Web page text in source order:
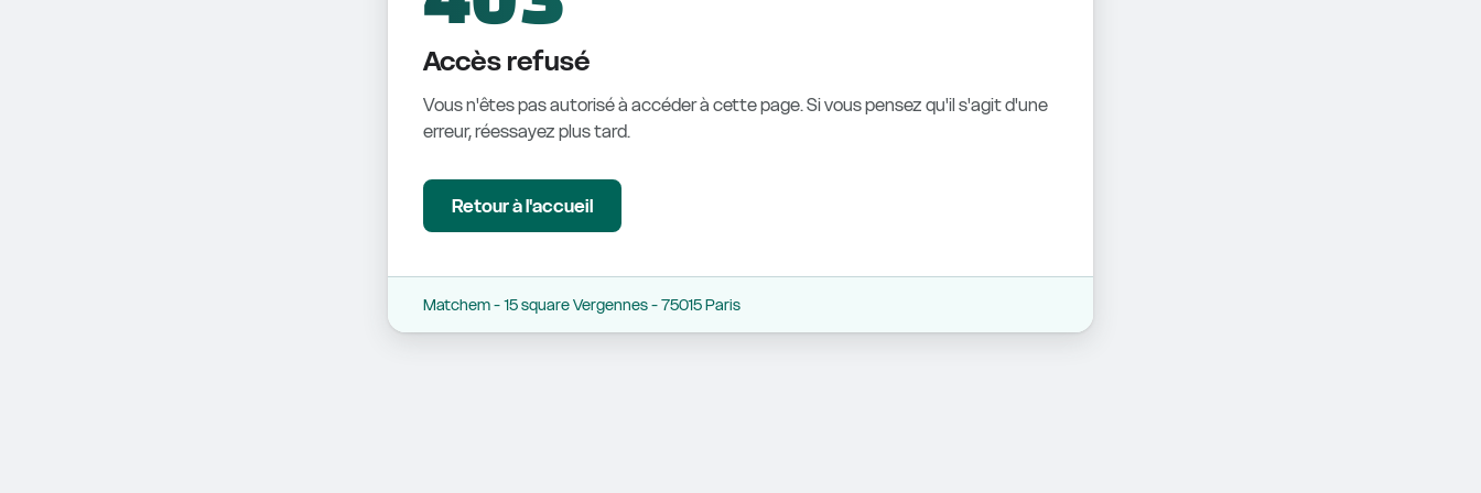
Accès refusé
Vous n'êtes pas autorisé à accéder à cette page. Si vous pensez qu'il s'agit d'une
erreur, réessayez plus tard.
Retour à l'accueil
Matchem - 15 square Vergennes - 75015 Paris